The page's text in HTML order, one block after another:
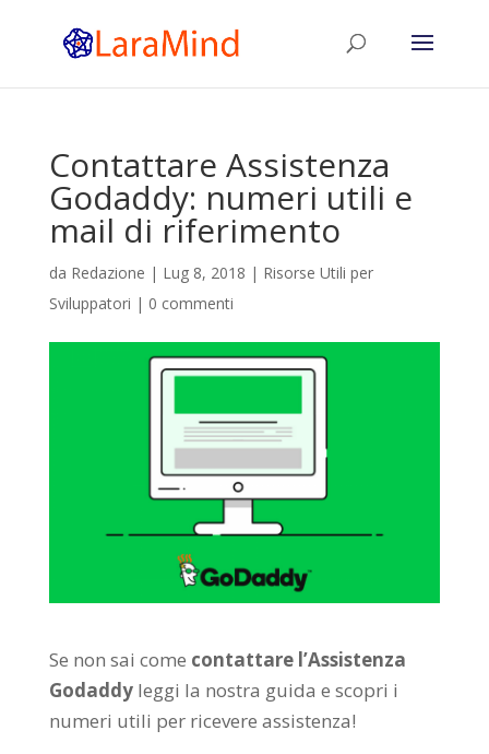
Contattare Assistenza
Godaddy: numeri utili e
mail di riferimento
da Redazione | Lug 8, 2018 | Risorse Utili per
Sviluppatori | 0 commenti
Se non sai come contattare l’Assistenza
Godaddyleggi la nostra guida e scopri i
numeri utili per ricevere assistenza!